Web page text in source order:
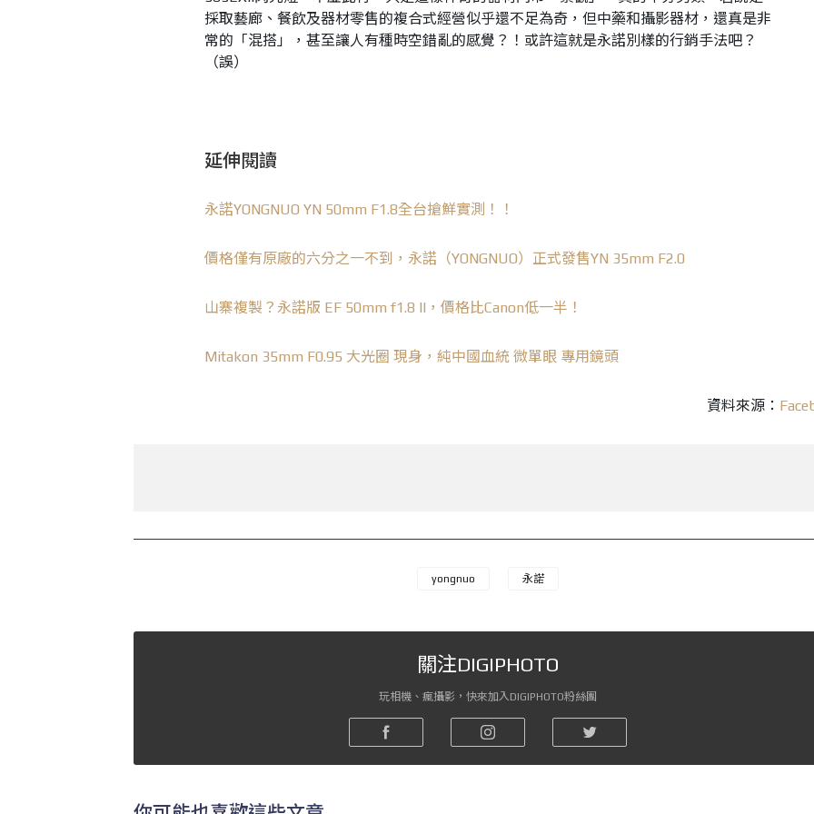
採取藝廊、餐飲及器材零售的複合式經營似乎還不足為奇，但中藥和攝影器材，還真是非
常的「混搭」，甚至讓人有種時空錯亂的感覺？！或許這就是永諾別樣的行銷手法吧？
（誤）
延伸閱讀
永諾YONGNUO YN 50mm F1.8全台搶鮮實測！！
價格僅有原廠的六分之一不到，永諾（YONGNUO）正式發售YN 35mm F2.0
山寨複製？永諾版 EF 50mm f1.8 II，價格比Canon低一半！
Mitakon 35mm F0.95 大光圈 現身，純中國血統 微單眼 專用鏡頭
資料來源：
yongnuo 永諾
關注DIGIPHOTO
玩相機、瘋攝影，快來加入DIGIPHOTO粉絲團